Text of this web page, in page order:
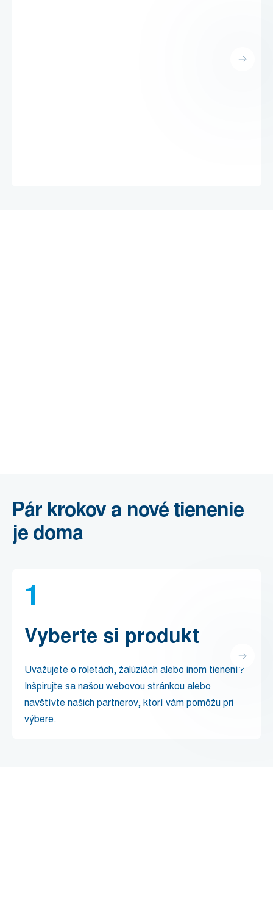
Pár krokov a nové tienenie
je doma
1
Vyberte si produkt
Uvažujete o roletách, žalúziách alebo inom tienení?
Inšpirujte sa našou webovou stránkou alebo
navštívte našich partnerov, ktorí vám pomôžu pri
výbere.